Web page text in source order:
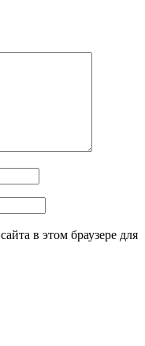
в этом браузере для